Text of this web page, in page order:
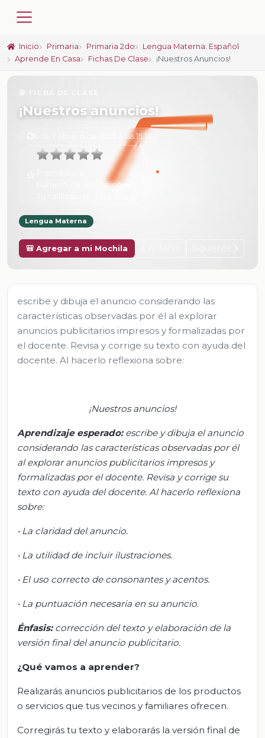
Inicio Primaria Primaria 2do
Lengua Materna. Español
Aprende En Casa
Fichas De Clase ¡Nuestros Anuncios!
¡Nuestros anuncios!
6 de Febrero de 2025 a las 15:14
Número de valoraciones:
Lengua Materna
🎒 Agregar a mi Mochila
escribe y dibuja el anuncio considerando las
características observadas por él al explorar
anuncios publicitarios impresos y formalizadas por
el docente. Revisa y corrige su texto con ayuda del
docente. Al hacerlo reflexiona sobre:
¡Nuestros anuncios!
Aprendizaje esperado: escribe y dibuja el anuncio
considerando las características observadas por él
al explorar anuncios publicitarios impresos y
formalizadas por el docente. Revisa y corrige su
texto con ayuda del docente. Al hacerlo reflexiona
sobre:
• La claridad del anuncio.
• L a utilidad de incluir ilustraciones.
• El uso correcto de consonantes y acentos.
• L a puntuación necesaria en su anuncio.
Énfasis: corrección del texto y elaboración de la
versión final del anuncio publicitario.
¿Qué vamos a aprender?
Realizarás anuncios publicitarios de los productos
o servicios que tus vecinos y familiares ofrecen.
Corregirás tu texto y elaborarás la versión final de